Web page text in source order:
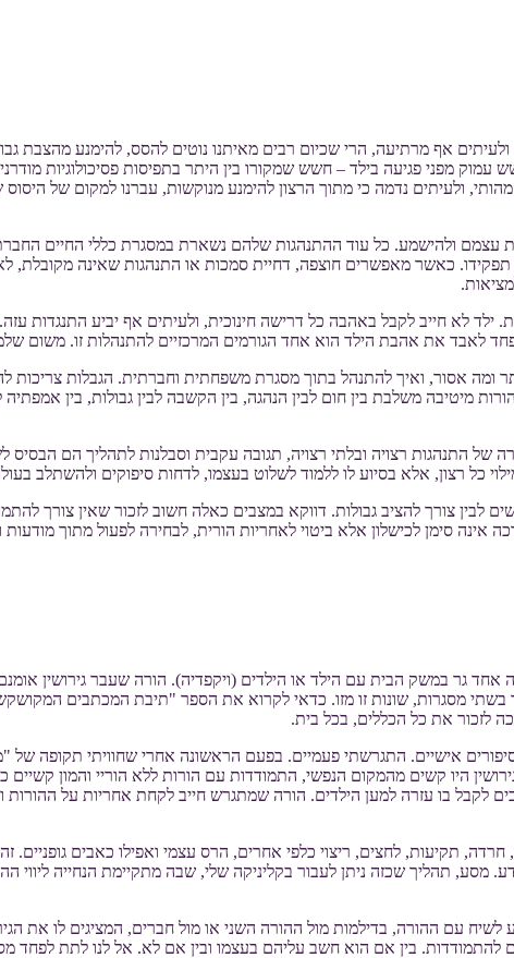
אף מרתיעה, הרי שכיום רבים מאיתנו נוטים להסס, להימנע מהצבת
עמוק מפני פגיעה בילד – חשש שמקורו בין היתר בתפיסות פסיכולוגיות
ולעיתים נדמה כי מתוך הרצון להימנע מנוקשות, עברנו למקום של
ולהישמע. כל עוד ההתנהגות שלהם נשארת במסגרת כללי החיים
כאשר מאפשרים חוצפה, דחיית סמכות או התנהגות שאינה מקובלת,
לא חייב לקבל באהבה כל דרישה חינוכית, ולעיתים אף יביע התנגדות עזה.
לאבד את אהבת הילד הוא אחד הגורמים המרכזיים להתנהלות זו. משום
ומה אסור, ואיך להתנהל בתוך מסגרת משפחתית וחברתית. הגבלות צריכות
מיטיבה משלבת בין חום לבין הנהגה, בין הקשבה לבין גבולות, בין אמפתיה
התנהגות רצויה ובלתי רצויה, תגובה עקבית וסבלנות לתהליך הם הבסיס
כל רצון, אלא בסיוע לו ללמוד לשלוט בעצמו, לדחות סיפוקים ולהשתלב
לבין צורך להציב גבולות. דווקא במצבים כאלה חשוב לזכור שאין צורך
אינה סימן לכישלון אלא ביטוי לאחריות הורית, לבחירה לפעול מתוך מודעות
במשק הבית עם הילד או הילדים (ויקפדיה). הורה שעבר גירושין
מסגרות, שונות זו מזו. כדאי לקרוא את הספר "תיבת המכתבים
לזכור את כל הכללים, בכל בית.
היו קשים מהמקום הנפשי, התמודדות עם הורות ללא הוריי והמון
לקבל בו עזרה למען הילדים. הורה שמתגרש חייב לקחת אחריות על ההורות
תקיעות, לחצים, ריצוי כלפי אחרים, הרס עצמי ואפילו כאבים גופניים.
תהליך שכזה ניתן לעבור בקליניקה שלי, שבה מתקיימת הנחייה ליווי
עם ההורה, בדילמות מול ההורה השני או מול חברים, המציגים לו את
להתמודדות. בין אם הוא חשב עליהם בעצמו ובין אם לא. אל לנו לתת לפחד